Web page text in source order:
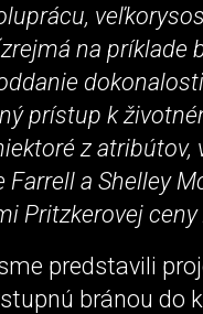
na príklade
prístup k
z atribútov,
Farrell a Shelley
Pritzkerovej ceny
predstavili
bránou do